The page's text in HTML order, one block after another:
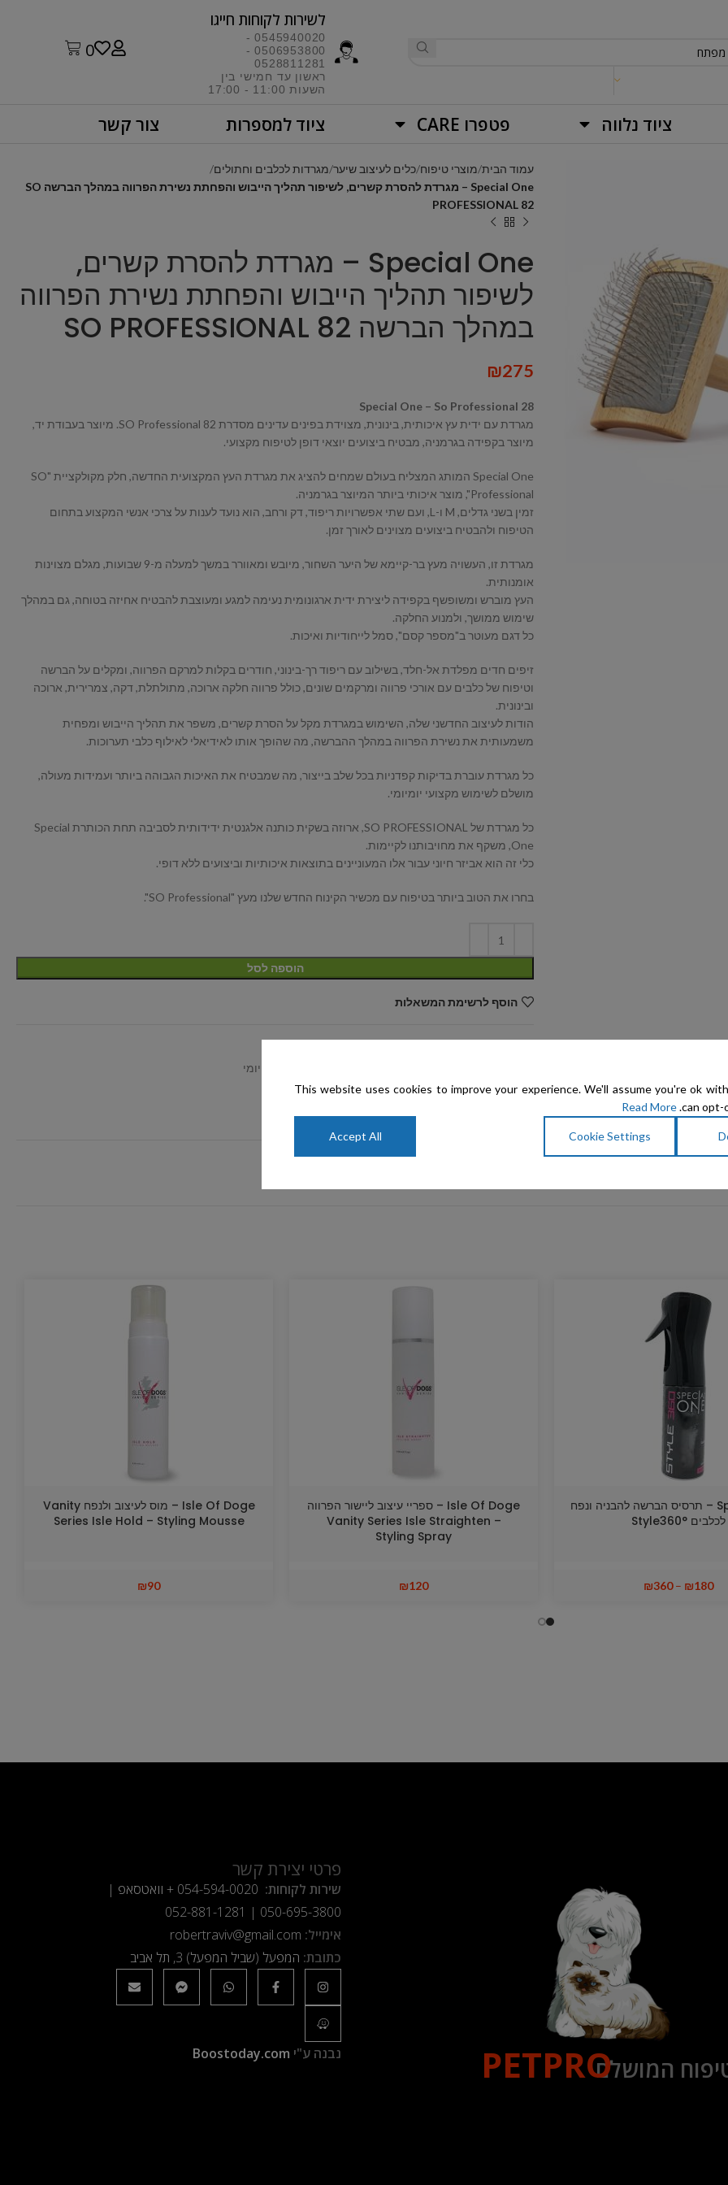
לשירות לקוחות חייגו​
0545940020 -
0506953800 -
0528811281
ראשון עד חמישי בין
השעות 11:00 - 17:00​
0
ציוד נלווה פטפרו CARE ציוד למספרות צור קשר
עמוד הבית מוצרי טיפוח כלים לעיצוב שיער מגרדות לכלבים וחתולים
Special One – מגרדת להסרת קשרים, לשיפור תהליך הייבוש והפחתת נשירת הפרווה במהלך הברשה SO
PROFESSIONAL 82
Special One – מגרדת להסרת קשרים,
לשיפור תהליך הייבוש והפחתת נשירת הפרווה
במהלך הברשה SO PROFESSIONAL 82
₪275
Special One – So Professional 28
מגרדת עם ידית עץ איכותית, בינונית, מצוידת בפינים עדינים מסדרת SO Professional 82. מיוצר בעבודת יד,
מיוצר בקפידה בגרמניה, מבטיח ביצועים יוצאי דופן לטיפוח מקצועי.
Special One המותג המצליח בעולם שמחים להציג את מגרדת העץ המקצועית החדשה, חלק מקולקציית "SO
Professional", מוצר איכותי ביותר המיוצר בגרמניה.
זמין בשני גדלים, M ו-L, ועם שתי אפשרויות ריפוד, דק ורחב, הוא נועד לענות על צרכי אנשי המקצוע בתחום
הטיפוח ולהבטיח ביצועים מצוינים לאורך זמן.
מגרדת זו, העשויה מעץ בר-קיימא של היער השחור, מיובש ומאוורר במשך למעלה מ-9 שבועות, מגלם מצוינות
אומנותית.
העץ מוברש ומשופשף בקפידה ליצירת ידית ארגונומית נעימה למגע ומעוצבת להבטיח אחיזה בטוחה, גם במהלך
שימוש ממושך, ולמנוע החלקה.
כל דגם מעוטר ב"מספר קסם", סמל לייחודיות ואיכות.
זיפים חדים מפלדת אל-חלד, בשילוב עם ריפוד רך-בינוני, חודרים בקלות למרקם הפרווה, ומקלים על הברשה
וטיפוח של כלבים עם אורכי פרווה ומרקמים שונים, כולל פרווה חלקה ארוכה, מתולתלת, דקה, צמרירית, ארוכה
ובינונית.
הודות לעיצוב החדשני שלה, השימוש במגרדת מקל על הסרת קשרים, משפר את תהליך הייבוש ומפחית
משמעותית את נשירת הפרווה במהלך ההברשה, מה שהופך אותו לאידיאלי לאילוף כלבי תערוכות.
כל מגרדת עוברת בדיקות קפדניות בכל שלב בייצור, מה שמבטיח את האיכות הגבוהה ביותר ועמידות מעולה,
מושלם לשימוש מקצועי יומיומי.
כל מגרדת של SO PROFESSIONAL, ארוזה בשקית כותנה אלגנטית ידידותית לסביבה תחת הכותרת Special
One, משקף את מחויבותנו לקיימות.
כלי זה הוא אביזר חיוני עבור אלו המעוניינים בתוצאות איכותיות וביצועים ללא דופי.
בחרו את הטוב ביותר בטיפוח עם מכשיר הקינוח החדש שלנו מעץ "SO Professional".
הוספה לסל
הוסף לרשימת המשאלות
שמפו לניקוי עמוק יום יומי
שיתוף:
Special One – תרסיס הברשה להבניה ונפח
לכלבים Style360°
₪180
–
₪360
Isle Of Doge – ספריי עיצוב ליישור הפרווה
Vanity Series Isle Straighten –
Styling Spray
₪120
Isle Of Doge – מוס לעיצוב ולנפח Vanity
Series Isle Hold – Styling Mousse
₪90
המושלםPETPRO
פרטי יצירת קשר
שירות לקוחות: 054-594-0020 + וואטסאפ |
050-695-3800
|
052-881-1281
אימייל: robertraviv@gmail.com
כתובת: המפעל (שביל המפעל) 3, תל אביב
נבנה ע"י Boostoday.com
This website uses cookies to improve your experience. We'll assume you're ok
can opt-
Read More
Cookie Settings
Accept All